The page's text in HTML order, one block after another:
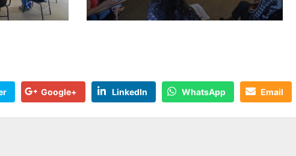
Google+ LinkedIn WhatsApp Email